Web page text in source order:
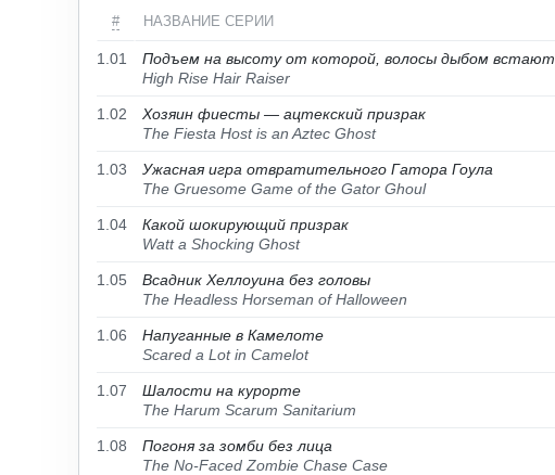
# НАЗВАНИЕ СЕРИИ
1.01
Подъем на высоту от которой, волосы дыбом встают
High Rise Hair Raiser
1.02
Хозяин фиесты — ацтекский призрак
The Fiesta Host is an Aztec Ghost
1.03
Ужасная игра отвратительного Гатора Гоула
The Gruesome Game of the Gator Ghoul
1.04
Какой шокирующий призрак
Watt a Shocking Ghost
1.05
Всадник Хеллоуина без головы
The Headless Horseman of Halloween
1.06
Напуганные в Камелоте
Scared a Lot in Camelot
1.07
Шалости на курорте
The Harum Scarum Sanitarium
1.08
Погоня за зомби без лица
The No-Faced Zombie Chase Case